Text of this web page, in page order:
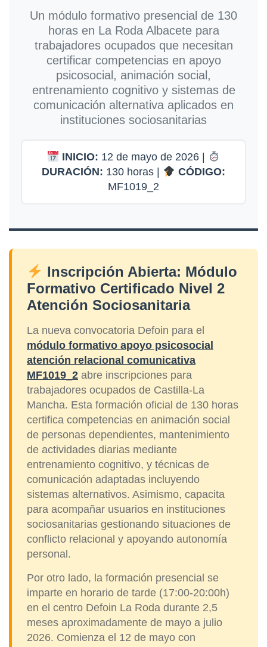
Un módulo formativo presencial de 130
horas en La Roda Albacete para
trabajadores ocupados que necesitan
certificar competencias en apoyo
psicosocial, animación social,
entrenamiento cognitivo y sistemas de
comunicación alternativa aplicados en
instituciones sociosanitarias
INICIO: 12 de mayo de 2026 |
DURACIÓN: 130 horas |
CÓDIGO:
MF1019_2
Inscripción Abierta: Módulo
Formativo Certificado Nivel 2
Atención Sociosanitaria
La nueva convocatoria Defoin para el
módulo formativo apoyo psicosocial
atención relacional comunicativa
MF1019_2 abre inscripciones para
trabajadores ocupados de Castilla-La
Mancha. Esta formación oficial de 130 horas
certifica competencias en animación social
de personas dependientes, mantenimiento
de actividades diarias mediante
entrenamiento cognitivo, y técnicas de
comunicación adaptadas incluyendo
sistemas alternativos. Asimismo, capacita
para acompañar usuarios en instituciones
sociosanitarias gestionando situaciones de
conflicto relacional y apoyando autonomía
personal.
Por otro lado, la formación presencial se
imparte en horario de tarde (17:00-20:00h)
en el centro Defoin La Roda durante 2,5
meses aproximadamente de mayo a julio
2026. Comienza el 12 de mayo con